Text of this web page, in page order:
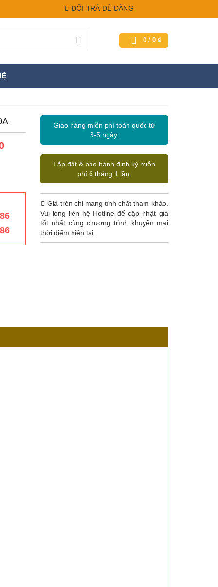
ĐỔI TRẢ DỄ DÀNG
0 / 0 ₫
Giao hàng miễn phí toàn quốc từ
3-5 ngày.
Lắp đặt & bảo hành định kỳ miễn
phí 6 tháng 1 lần.
Giá trên chỉ mang tính chất tham khảo.
Vui lòng liên hệ Hotline để cập nhật giá
tốt nhất cùng chương trình khuyến mại
thời điểm hiện tại.